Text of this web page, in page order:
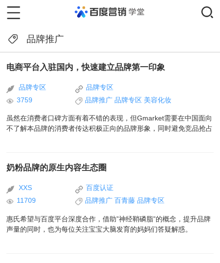
品牌推广
电商平台入驻国内，快速建立品牌第一印象
品牌专区
品牌专区
3759
品牌推广 品牌专区 美容化妆
虽然在消费者口碑方面有着不错的表现，但Gmarket需要在中国面向
不了解本品牌的消费者传达积极正向的品牌形象，同时避免竞品抢占
奶粉品牌的原生内容生态圈
XXS
百度认证
11709
品牌推广 百青藤 品牌专区
惠氏希望与百度平台深度合作，借助”神经鞘磷脂”的概念，提升品牌
声量的同时，也为每位关注宝宝大脑发育的妈妈们答疑解惑。